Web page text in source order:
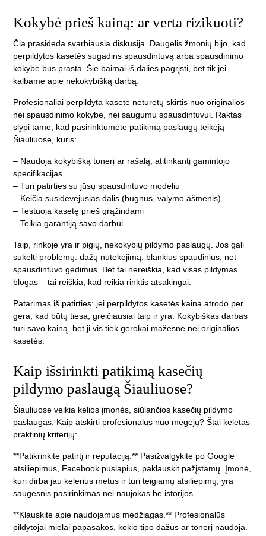
Kokybė prieš kainą: ar verta rizikuoti?
Čia prasideda svarbiausia diskusija. Daugelis žmonių bijo, kad
perpildytos kasetės sugadins spausdintuvą arba spausdinimo
kokybė bus prasta. Šie baimai iš dalies pagrįsti, bet tik jei
kalbame apie nekokybišką darbą.
Profesionaliai perpildyta kasetė neturėtų skirtis nuo originalios
nei spausdinimo kokybe, nei saugumu spausdintuvui. Raktas
slypi tame, kad pasirinktumėte patikimą paslaugų teikėją
Šiauliuose, kuris:
– Naudoja kokybišką tonerį ar rašalą, atitinkantį gamintojo
specifikacijas
– Turi patirties su jūsų spausdintuvo modeliu
– Keičia susidėvėjusias dalis (būgnus, valymo ašmenis)
– Testuoja kasetę prieš grąžindami
– Teikia garantiją savo darbui
Taip, rinkoje yra ir pigių, nekokybių pildymo paslaugų. Jos gali
sukelti problemų: dažų nutekėjimą, blankius spaudinius, net
spausdintuvo gedimus. Bet tai nereiškia, kad visas pildymas
blogas – tai reiškia, kad reikia rinktis atsakingai.
Patarimas iš patirties: jei perpildytos kasetės kaina atrodo per
gera, kad būtų tiesa, greičiausiai taip ir yra. Kokybiškas darbas
turi savo kainą, bet ji vis tiek gerokai mažesnė nei originalios
kasetės.
Kaip išsirinkti patikimą kasečių
pildymo paslaugą Šiauliuose?
Šiauliuose veikia kelios įmonės, siūlančios kasečių pildymo
paslaugas. Kaip atskirti profesionalus nuo mėgėjų? Štai keletas
praktinių kriterijų:
**Patikrinkite patirtį ir reputaciją.** Pasižvalgykite po Google
atsiliepimus, Facebook puslapius, paklauskit pažįstamų. Įmonė,
kuri dirba jau kelerius metus ir turi teigiamų atsiliepimų, yra
saugesnis pasirinkimas nei naujokas be istorijos.
**Klauskite apie naudojamus medžiagas.** Profesionalūs
pildytojai mielai papasakos, kokio tipo dažus ar tonerį naudoja.